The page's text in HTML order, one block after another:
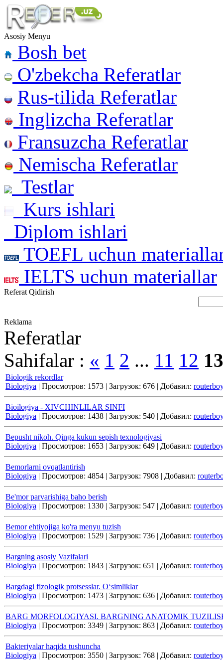
Asosiy Menyu
Bosh bet
O'zbekcha Referatlar
Rus-tilida Referatlar
Inglizcha Referatlar
Fransuzcha Referatlar
Nemischa Referatlar
Testlar
Kurs ishlari
Diplom ishlari
TOEFL uchun
IELTS uchun materiallar
Referat Qidirish
Reklama
Referatlar
Sahifalar : « 1 2 ... 11 12 13
Biologik rekordlar
Biologiya | Просмотров: 1573 | Загрузок: 676 | Добавил:
Bioilogiya - ХIVCHINLILАR SINFI
Biologiya | Просмотров: 1438 | Загрузок: 540 | Добавил:
Bepusht nikoh. Qinga kukun sepish texnologiyasi
Biologiya | Просмотров: 1653 | Загрузок: 649 | Добавил:
Bemorlarni ovqatlantirish
Biologiya | Просмотров: 4854 | Загрузок: 7908 | Добавил:
Be'mor parvarishiga baho berish
Biologiya | Просмотров: 1330 | Загрузок: 547 | Добавил:
Bemor ehtiyojiga ko'ra menyu tuzish
Biologiya | Просмотров: 1529 | Загрузок: 736 | Добавил:
Bargning asosiy Vazifalari
Biologiya | Просмотров: 1843 | Загрузок: 651 | Добавил:
Bargdagi fizologik protsesslar. O‘simliklar
Biologiya | Просмотров: 1473 | Загрузок: 636 | Добавил:
BARG MORFOLOGIYASI. BARGNING ANATOMIK
Biologiya | Просмотров: 3349 | Загрузок: 863 | Добавил:
Bakteriyalar haqida tushuncha
Biologiya | Просмотров: 3550 | Загрузок: 768 | Добавил: